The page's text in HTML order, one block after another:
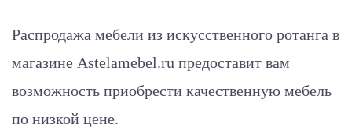
Распродажа мебели из искусственного ротанга в
магазине Astelamebel.ru предоставит вам
возможность приобрести качественную мебель
по низкой цене.